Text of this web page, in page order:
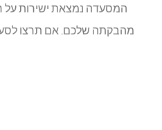
המסעדה נמצאת ישירות על
מהבקתה שלכם. אם תרצו